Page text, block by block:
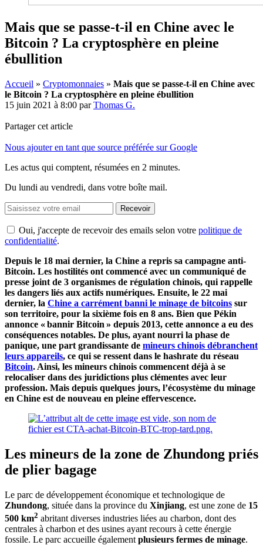
Mais que se passe-t-il en Chine avec le
Bitcoin ? La cryptosphère en pleine
ébullition
Accueil » Cryptomonnaies » Mais que se passe-t-il en Chine avec
le Bitcoin ? La cryptosphère en pleine ébullition
15 juin 2021 à 8:00 parThomas G.
Partager cet article
Nous ajouter en tant que source préférée sur Google
Les actus qui comptent, résumées en 2 minutes.
Du lundi au vendredi, dans votre boîte mail.
Recevoir
Oui, j'accepte de recevoir des emails selon votre politique de
confidentialité.
Depuis le 18 mai dernier, la Chine a repris sa campagne anti-
Bitcoin. Les hostilités ont commencé avec un communiqué de
presse joint de 3 organismes de régulation chinois, qui rappelle
les dangers liés aux actifs numériques. Ensuite, le 22 mai
dernier, la Chine a carrément banni le minage de bitcoins sur
son territoire, pour la sixième fois en 8 ans. Bien que Pékin
annonce « bannir Bitcoin » depuis 2013, cette annonce a eu des
conséquences notables. De plus, ayant nourri la phase de
panique, une part grandissante de mineurs chinois débranchent
leurs appareils, ce qui se ressent dans le hashrate du réseau
Bitcoin. Ainsi, les mineurs chinois commencent déjà à se
relocaliser dans des juridictions plus clémentes avec leur
profession. Mais depuis quelques jours, l’écosystème du minage
en Chine est de nouveau en pleine effervescence.
Les mineurs de la zone de Zhundong priés
de plier bagage
Le parc de développement économique et technologique de
Zhundong, située dans la province du Xinjiang, est une zone de 15
500 km2 abritant diverses industries liées au charbon, dont des
centrales à charbon et des usines ayant recours à cette énergie
fossile. Le parc accueille également plusieurs fermes de minage.